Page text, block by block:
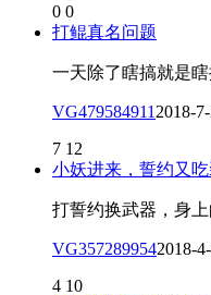
0 0
打鲲真名问题
一天除了瞎搞就是
VG4795849112018-
7 12
小妖进来，誓约又
打誓约换武器，身
VG3572899542018-
4 10